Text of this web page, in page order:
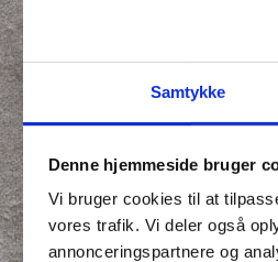
Samtykke
Denne hjemmeside bruger
Vi bruger cookies til at
vores trafik. Vi deler også
annonceringspartnere og